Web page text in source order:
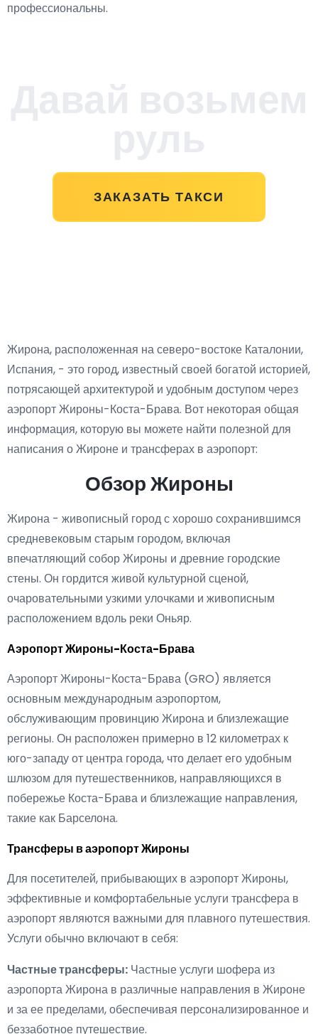
профессиональны.
ЗАКАЗАТЬ ТАКСИ
Жирона, расположенная на северо-востоке Каталонии,
Испания, - это город, известный своей богатой историей,
потрясающей архитектурой и удобным доступом через
аэропорт Жироны-Коста-Брава. Вот некоторая общая
информация, которую вы можете найти полезной для
написания о Жироне и трансферах в аэропорт:
Обзор Жироны
Жирона - живописный город с хорошо сохранившимся
средневековым старым городом, включая
впечатляющий собор Жироны и древние городские
стены. Он гордится живой культурной сценой,
очаровательными узкими улочками и живописным
расположением вдоль реки Оньяр.
Аэропорт Жироны-Коста-Брава
Аэропорт Жироны-Коста-Брава (GRO) является
основным международным аэропортом,
обслуживающим провинцию Жирона и близлежащие
регионы. Он расположен примерно в 12 километрах к
юго-западу от центра города, что делает его удобным
шлюзом для путешественников, направляющихся в
побережье Коста-Брава и близлежащие направления,
такие как Барселона.
Трансферы в аэропорт Жироны
Для посетителей, прибывающих в аэропорт Жироны,
эффективные и комфортабельные услуги трансфера в
аэропорт являются важными для плавного путешествия.
Услуги обычно включают в себя:
Частные трансферы: Частные услуги шофера из
аэропорта Жирона в различные направления в Жироне
и за ее пределами, обеспечивая персонализированное и
беззаботное путешествие.